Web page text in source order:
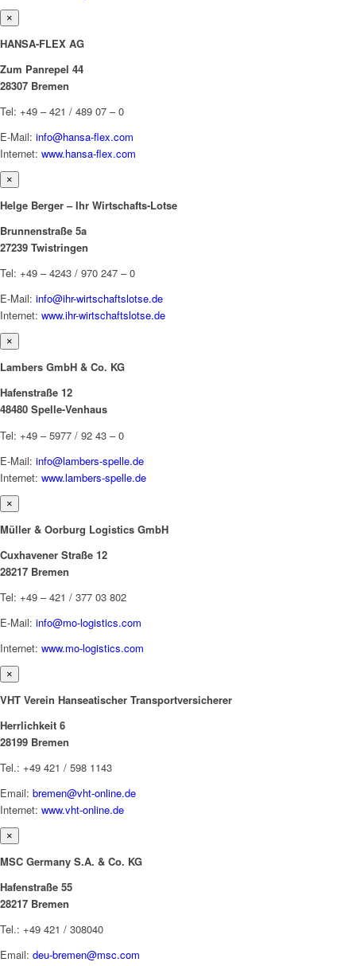
×
HANSA-FLEX AG
Zum Panrepel 44
28307 Bremen
Tel: +49 – 421 / 489 07 – 0
E-Mail: info@hansa-flex.com
Internet: www.hansa-flex.com
×
Helge Berger – Ihr Wirtschafts-Lotse
Brunnenstraße 5a
27239 Twistringen
Tel: +49 – 4243 / 970 247 – 0
E-Mail: info@ihr-wirtschaftslotse.de
Internet: www.ihr-wirtschaftslotse.de
×
Lambers GmbH & Co. KG
Hafenstraße 12
48480 Spelle-Venhaus
Tel: +49 – 5977 / 92 43 – 0
E-Mail: info@lambers-spelle.de
Internet: www.lambers-spelle.de
×
Müller & Oorburg Logistics GmbH
Cuxhavener Straße 12
28217 Bremen
Tel: +49 – 421 / 377 03 802
E-Mail: info@mo-logistics.com
Internet: www.mo-logistics.com
×
VHT Verein Hanseatischer Transportversicherer
Herrlichkeit 6
28199 Bremen
Tel.: +49 421 / 598 1143
Email: bremen@vht-online.de
Internet: www.vht-online.de
×
MSC Germany S.A. & Co. KG
Hafenstraße 55
28217 Bremen
Tel.: +49 421 / 308040
Email: deu-bremen@msc.com